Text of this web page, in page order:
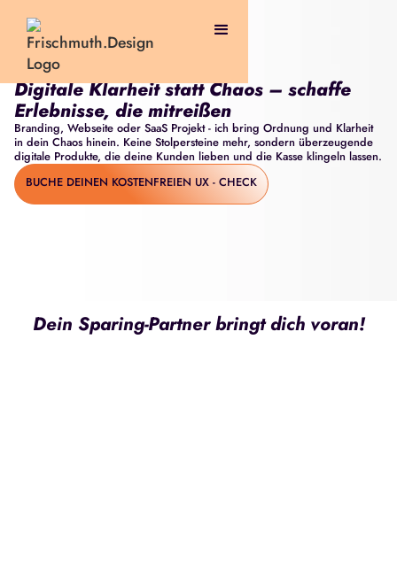
Digitale Klarheit statt Chaos – schaffe
Erlebnisse, die mitreißen
Branding, Webseite oder SaaS Projekt - ich bring Ordnung und Klarheit
in dein Chaos hinein. Keine Stolpersteine mehr, sondern überzeugende
digitale Produkte, die deine Kunden lieben und die Kasse klingeln lassen.
BUCHE DEINEN KOSTENFREIEN UX - CHECK
Dein Sparing-Partner bringt dich voran!